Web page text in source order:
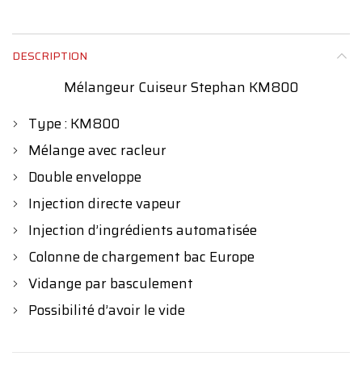
DESCRIPTION
Mélangeur Cuiseur Stephan KM800
Type : KM800
Mélange avec racleur
Double enveloppe
Injection directe vapeur
Injection d’ingrédients automatisée
Colonne de chargement bac Europe
Vidange par basculement
Possibilité d’avoir le vide